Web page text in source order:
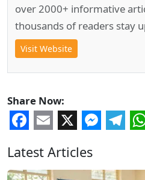
over 2000+ informative
thousands of readers stay
Visit Website
Share Now:
Latest Articles